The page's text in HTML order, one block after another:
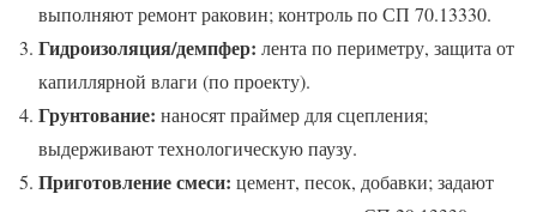
выполняют ремонт раковин; контроль по СП 70.13330.
Гидроизоляция/демпфер: лента по периметру, защита от
капиллярной влаги (по проекту).
Грунтование: наносят праймер для сцепления;
выдерживают технологическую паузу.
Приготовление смеси: цемент, песок, добавки; задают